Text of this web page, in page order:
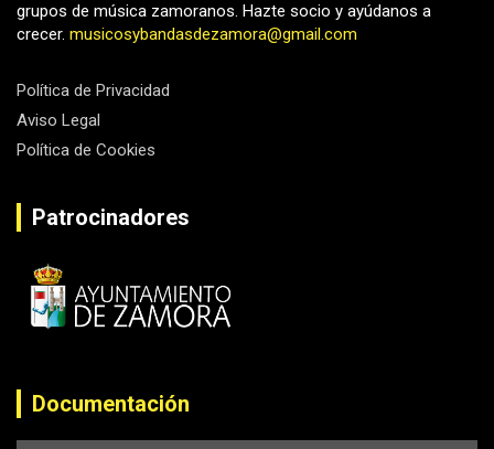
grupos de música zamoranos. Hazte socio y ayúdanos a
crecer. musicosybandasdezamora@gmail.com
Política de Privacidad
Aviso Legal
Política de Cookies
Patrocinadores
Documentación